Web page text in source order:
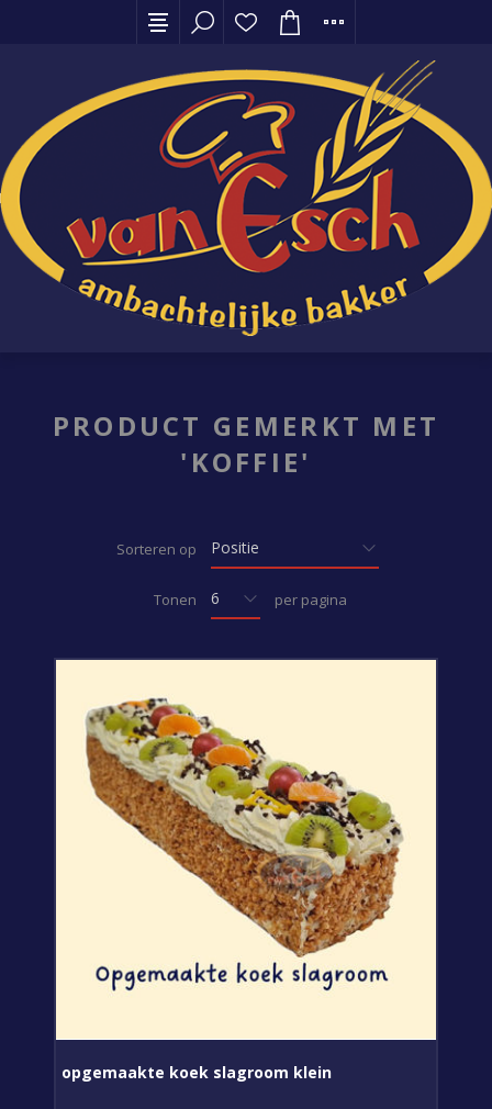
PRODUCT GEMERKT MET
'KOFFIE'
Sorteren op
Tonen per pagina
opgemaakte koek slagroom klein